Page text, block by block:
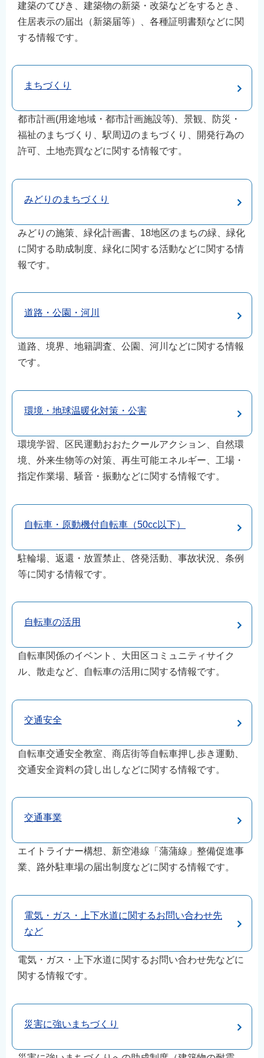
建築のてびき、建築物の新築・改築などをするとき、
住居表示の届出（新築届等）、各種証明書類などに関
する情報です。
まちづくり
都市計画(用途地域・都市計画施設等)、景観、防災・
福祉のまちづくり、駅周辺のまちづくり、開発行為の
許可、土地売買などに関する情報です。
みどりのまちづくり
みどりの施策、緑化計画書、18地区のまちの緑、緑化
に関する助成制度、緑化に関する活動などに関する情
報です。
道路・公園・河川
道路、境界、地籍調査、公園、河川などに関する情報
です。
環境・地球温暖化対策・公害
環境学習、区民運動おおたクールアクション、自然環
境、外来生物等の対策、再生可能エネルギー、工場・
指定作業場、騒音・振動などに関する情報です。
自転車・原動機付自転車（50cc以下）
駐輪場、返還・放置禁止、啓発活動、事故状況、条例
等に関する情報です。
自転車の活用
自転車関係のイベント、大田区コミュニティサイク
ル、散走など、自転車の活用に関する情報です。
交通安全
自転車交通安全教室、商店街等自転車押し歩き運動、
交通安全資料の貸し出しなどに関する情報です。
交通事業
エイトライナー構想、新空港線「蒲蒲線」整備促進事
業、路外駐車場の届出制度などに関する情報です。
電気・ガス・上下水道に関するお問い合わせ先
など
電気・ガス・上下水道に関するお問い合わせ先などに
関する情報です。
災害に強いまちづくり